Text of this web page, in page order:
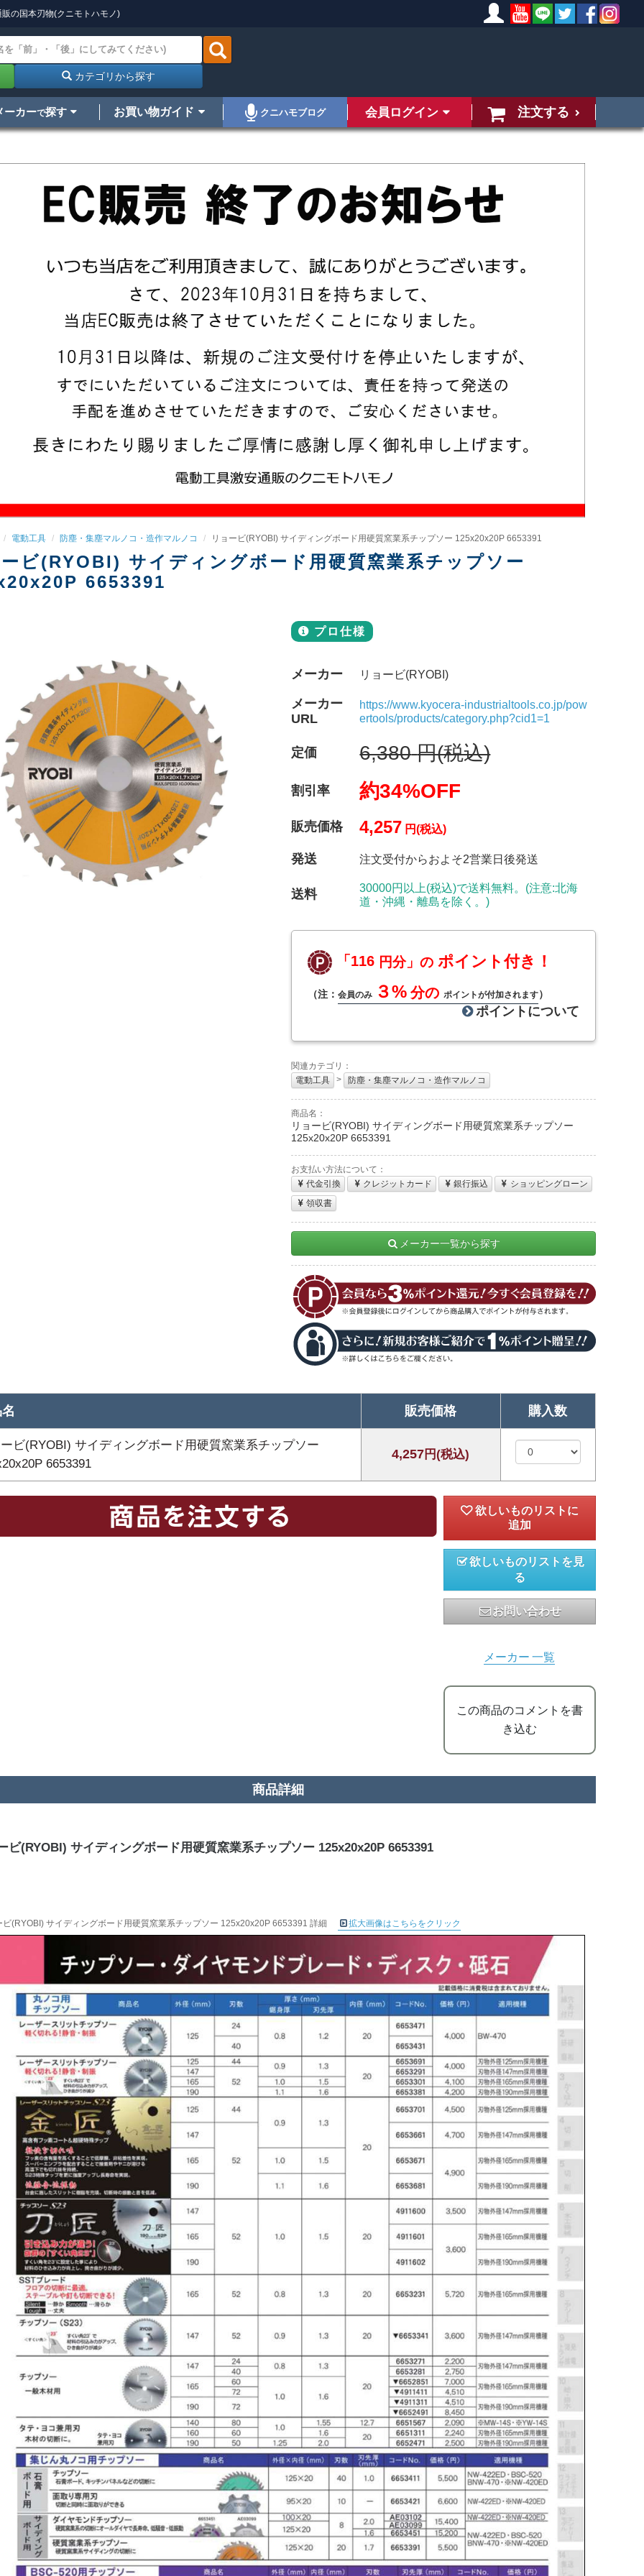
の国本刃物(クニモトハモノ)
カテゴリから探す
ーカーで探す お買い物ガイド クニハモブログ 会員ログイン 注文する
電動工具 防塵・集塵マルノコ・造作マルノコ リョービ(RYOBI) サイディングボード用硬質窯業系チップソー 125x20x20P 6653391
ービ(RYOBI) サイディングボード用硬質窯業系チップソー
6653391
プロ仕様
メーカー リョービ(RYOBI)
メーカー
URL
https://www.kyocera-industrialtools.co.jp/pow
ertools/products/category.php?cid1=1
定価 6,380 円(税込)
割引率 約34%OFF
販売価格 4,257 円(税込)
発送 注文受付からおよそ2営業日後発送
送料
30000円以上(税込)で送料無料。(注意:北海
道・沖縄・離島を除く。)
「116 円分」のポイント付き！
（注： 会員のみ ３% 分のポイントが付加されます）
ポイントについて
関連カテゴリ：
電動工具
> 防塵・集塵マルノコ・造作マルノコ
商品名：
リョービ(RYOBI) サイディングボード用硬質窯業系チップソー
125x20x20P 6653391
お支払い方法について：
代金引換
クレジットカード 銀行振込
ショッピングローン
領収書
メーカー一覧から探す
販売価格 購入数
ービ(RYOBI) サイディングボード用硬質窯業系チップソー
6653391
4,257円(税込)
欲しいものリストを見
る
お問い合わせ
メーカー 一覧
この商品のコメントを書
き込む
商品詳細
ビ(RYOBI) サイディングボード用硬質窯業系チップソー 125x20x20P 6653391
ビ(RYOBI) サイディングボード用硬質窯業系チップソー 125x20x20P 6653391 詳細 拡大画像はこちらをクリック